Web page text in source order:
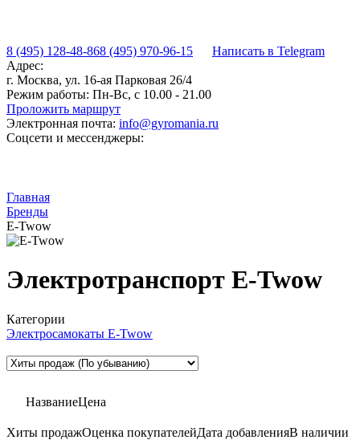
8 (495) 128-48-868 (495) 970-96-15
Написать в Telegram
Адрес:
г. Москва, ул. 16-ая Парковая 26/4
Режим работы: Пн-Вс, с 10.00 - 21.00
Проложить маршрут
Электронная почта: info@gyromania.ru
Соцсети и мессенджеры:
Главная
Бренды
E-Twow
Электротранспорт E-Twow
Категории
Электросамокаты E-Twow
НазваниеЦена
Хиты продажОценка покупателейДата добавленияВ наличии